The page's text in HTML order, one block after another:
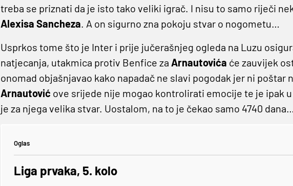
treba se priznati da je isto tako veliki igrač. I nisu to samo riječi
Alexisa Sancheza. A on sigurno zna pokoju stvar o nogometu…
Usprkos tome što je Inter i prije jučerašnjeg ogleda na Luzu
natjecanja, utakmica protiv Benfice za Arnautovića će zauvijek
onomad objašnjavao kako napadač ne slavi pogodak jer ni poštar
Arnautović ove srijede nije mogao kontrolirati emocije te je ipak
je za njega velika stvar. Uostalom, na to je čekao samo 4740
Oglas
Liga prvaka, 5. kolo